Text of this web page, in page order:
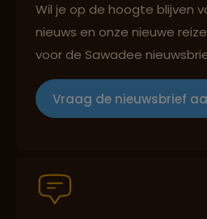
Reizen met oog voor
Wil je op de hoogte blijven
nieuws en onze nieuwe
voor de Sawadee
Vraag de nieuwsbrief